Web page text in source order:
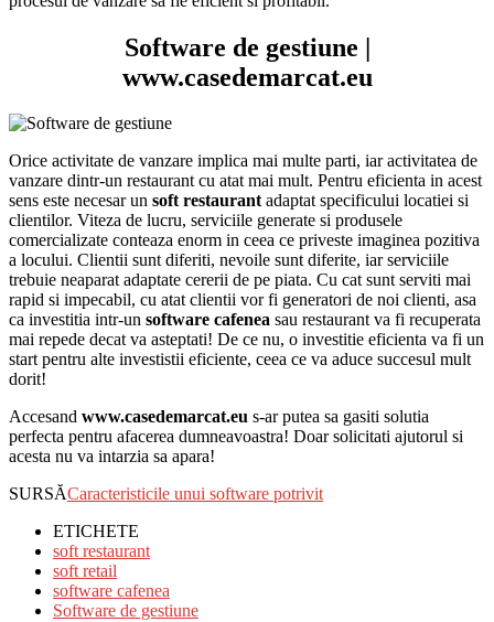
Software de gestiune |
www.casedemarcat.eu
Orice activitate de vanzare implica mai multe parti, iar activitatea de
vanzare dintr-un restaurant cu atat mai mult. Pentru eficienta in acest
sens este necesar un soft restaurantadaptat specificului locatiei si
clientilor. Viteza de lucru, serviciile generate si produsele
comercializate conteaza enorm in ceea ce priveste imaginea pozitiva
a locului. Clientii sunt diferiti, nevoile sunt diferite, iar serviciile
trebuie neaparat adaptate cererii de pe piata. Cu cat sunt serviti mai
rapid si impecabil, cu atat clientii vor fi generatori de noi clienti, asa
ca investitia intr-un software cafenea sau restaurant va fi recuperata
mai repede decat va asteptati! De ce nu, o investitie eficienta va fi un
start pentru alte investistii eficiente, ceea ce va aduce succesul mult
dorit!
Accesand www.casedemarcat.eu s-ar putea sa gasiti solutia
perfecta pentru afacerea dumneavoastra! Doar solicitati ajutorul si
acesta nu va intarzia sa apara!
SURSĂCaracteristicile unui software potrivit
ETICHETE
soft restaurant
soft retail
software cafenea
Software de gestiune